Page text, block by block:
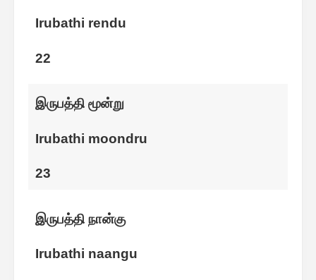
Irubathi rendu
22
இருபத்தி மூன்று
Irubathi moondru
23
இருபத்தி நான்கு
Irubathi naangu